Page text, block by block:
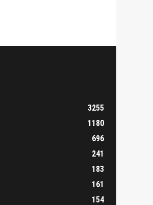
3255
1180
696
241
183
161
154